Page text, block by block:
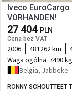
Iveco EuroCargo
VORHANDEN!
27 404 PLN
Cena bez VAT
2006 481262 km
Waga ogólna: 7490 kg
Belgia, Jabbeke
RONNY SCHOUTTEET